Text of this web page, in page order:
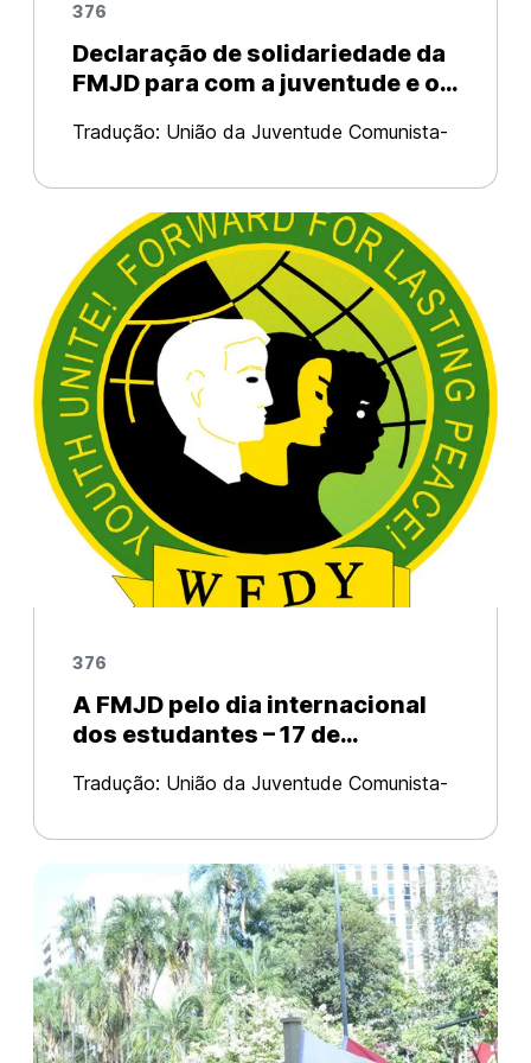
376
Declaração de solidariedade da
FMJD para com a juventude e os
Tradução: União da Juventude Comunista-
Mundial da Juventude Democrática
expressa sua solidariedade e apoio à
juventude, estudantes e, em geral, ao povo
do
376
A FMJD pelo dia internacional
dos estudantes – 17 de
Tradução: União da Juventude Comunista-
Mundial da Juventude Democrática
reverencia a luta heroica dos estudantes
por liberdade, democracia e justiça social,
as